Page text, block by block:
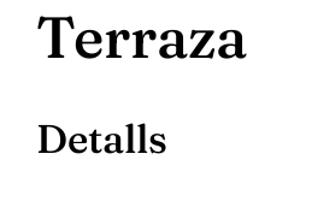
Situació
Terraza
Detalls